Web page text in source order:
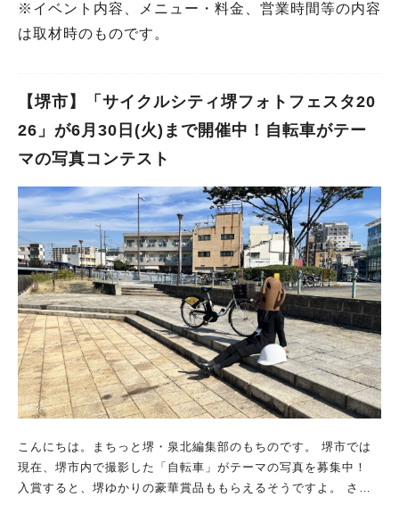
※イベント内容、メニュー・料金、営業時間等の内容
は取材時のものです。
【堺市】「サイクルシティ堺フォトフェスタ20
26」が6月30日(火)まで開催中！自転車がテー
マの写真コンテスト
こんにちは。まちっと堺・泉北編集部のもちのです。 堺市では
現在、堺市内で撮影した「自転車」がテーマの写真を募集中！
入賞すると、堺ゆかりの豪華賞品ももらえるそうですよ。 さっ